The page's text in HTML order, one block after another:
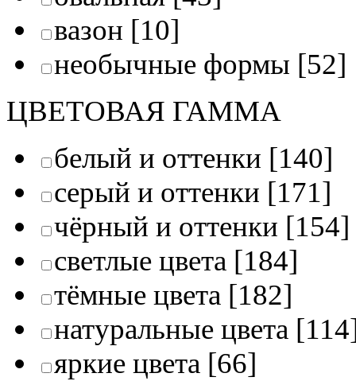
вазон [10]
необычные формы [52]
ЦВЕТОВАЯ ГАММА
белый и оттенки [140]
серый и оттенки [171]
чёрный и оттенки [154]
светлые цвета [184]
тёмные цвета [182]
натуральные цвета
яркие цвета [66]